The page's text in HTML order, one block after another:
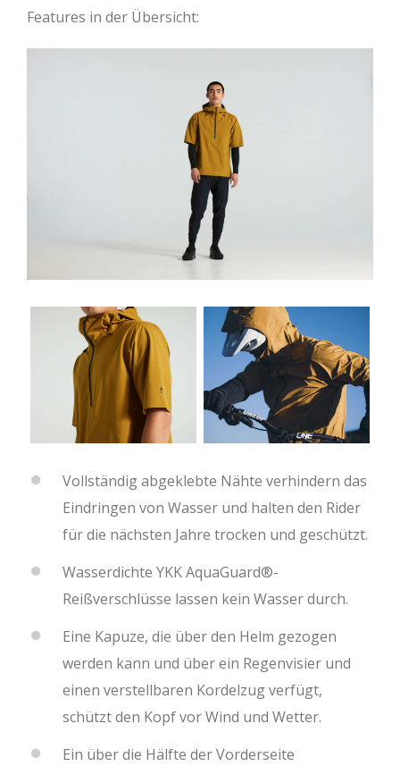
Features in der Übersicht:
Vollständig abgeklebte Nähte verhindern das
Eindringen von Wasser und halten den Rider
für die nächsten Jahre trocken und geschützt.
Wasserdichte YKK AquaGuard®-
Reißverschlüsse lassen kein Wasser durch.
Eine Kapuze, die über den Helm gezogen
werden kann und über ein Regenvisier und
einen verstellbaren Kordelzug verfügt,
schützt den Kopf vor Wind und Wetter.
Ein über die Hälfte der Vorderseite